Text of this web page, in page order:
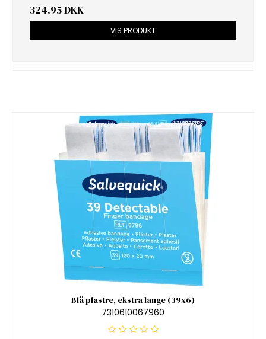
324,95 DKK
VIS PRODUKT
Blå plastre, ekstra lange (39x6)
7310610067960